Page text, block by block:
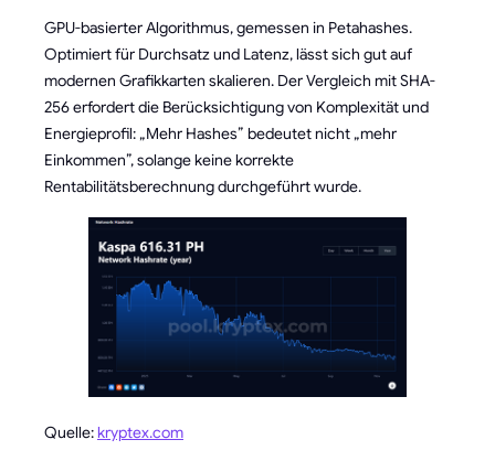
GPU-basierter Algorithmus, gemessen in Petahashes.
Optimiert für Durchsatz und Latenz, lässt sich gut auf
modernen Grafikkarten skalieren. Der Vergleich mit SHA-
256 erfordert die Berücksichtigung von Komplexität und
Energieprofil: „Mehr Hashes” bedeutet nicht „mehr
Einkommen”, solange keine korrekte
Rentabilitätsberechnung durchgeführt wurde.
Quelle:kryptex.com